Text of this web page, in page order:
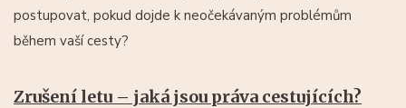
postupovat, pokud dojde k neočekávaným problémům
během vaší cesty?
Zrušení letu – jaká jsou práva cestujících?